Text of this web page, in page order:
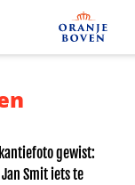
gewist:
Smit iets te